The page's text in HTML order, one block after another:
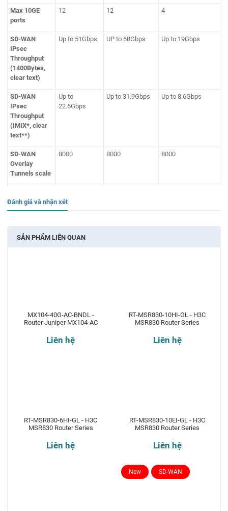
Max 10GE
ports
12 12 4
SD-WAN
IPsec
Throughput
(1400Bytes,
clear text)
Up to 51Gbps UP to 68Gbps Up to 19Gbps
SD-WAN
IPsec
Throughput
(IMIX*, clear
text**)
Up to
22.6Gbps
Up to 31.9Gbps Up to 8.6Gbps
SD-WAN
Overlay
Tunnels scale
8000 8000 8000
Đánh giá và nhận xét
SẢN PHẨM LIÊN QUAN
MX104-40G-AC-BNDL -
Router Juniper MX104-AC
Liên hệ
RT-MSR830-10HI-GL - H3C
MSR830 Router Series
Liên hệ
RT-MSR830-6HI-GL - H3C
MSR830 Router Series
Liên hệ
RT-MSR830-10EI-GL - H3C
MSR830 Router Series
Liên hệ
New SD-WAN